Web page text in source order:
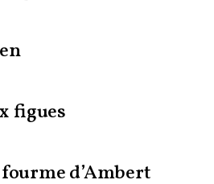
figues
d’Ambert